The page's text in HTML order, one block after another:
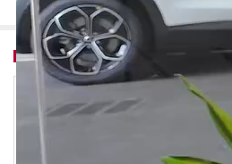
我要评论